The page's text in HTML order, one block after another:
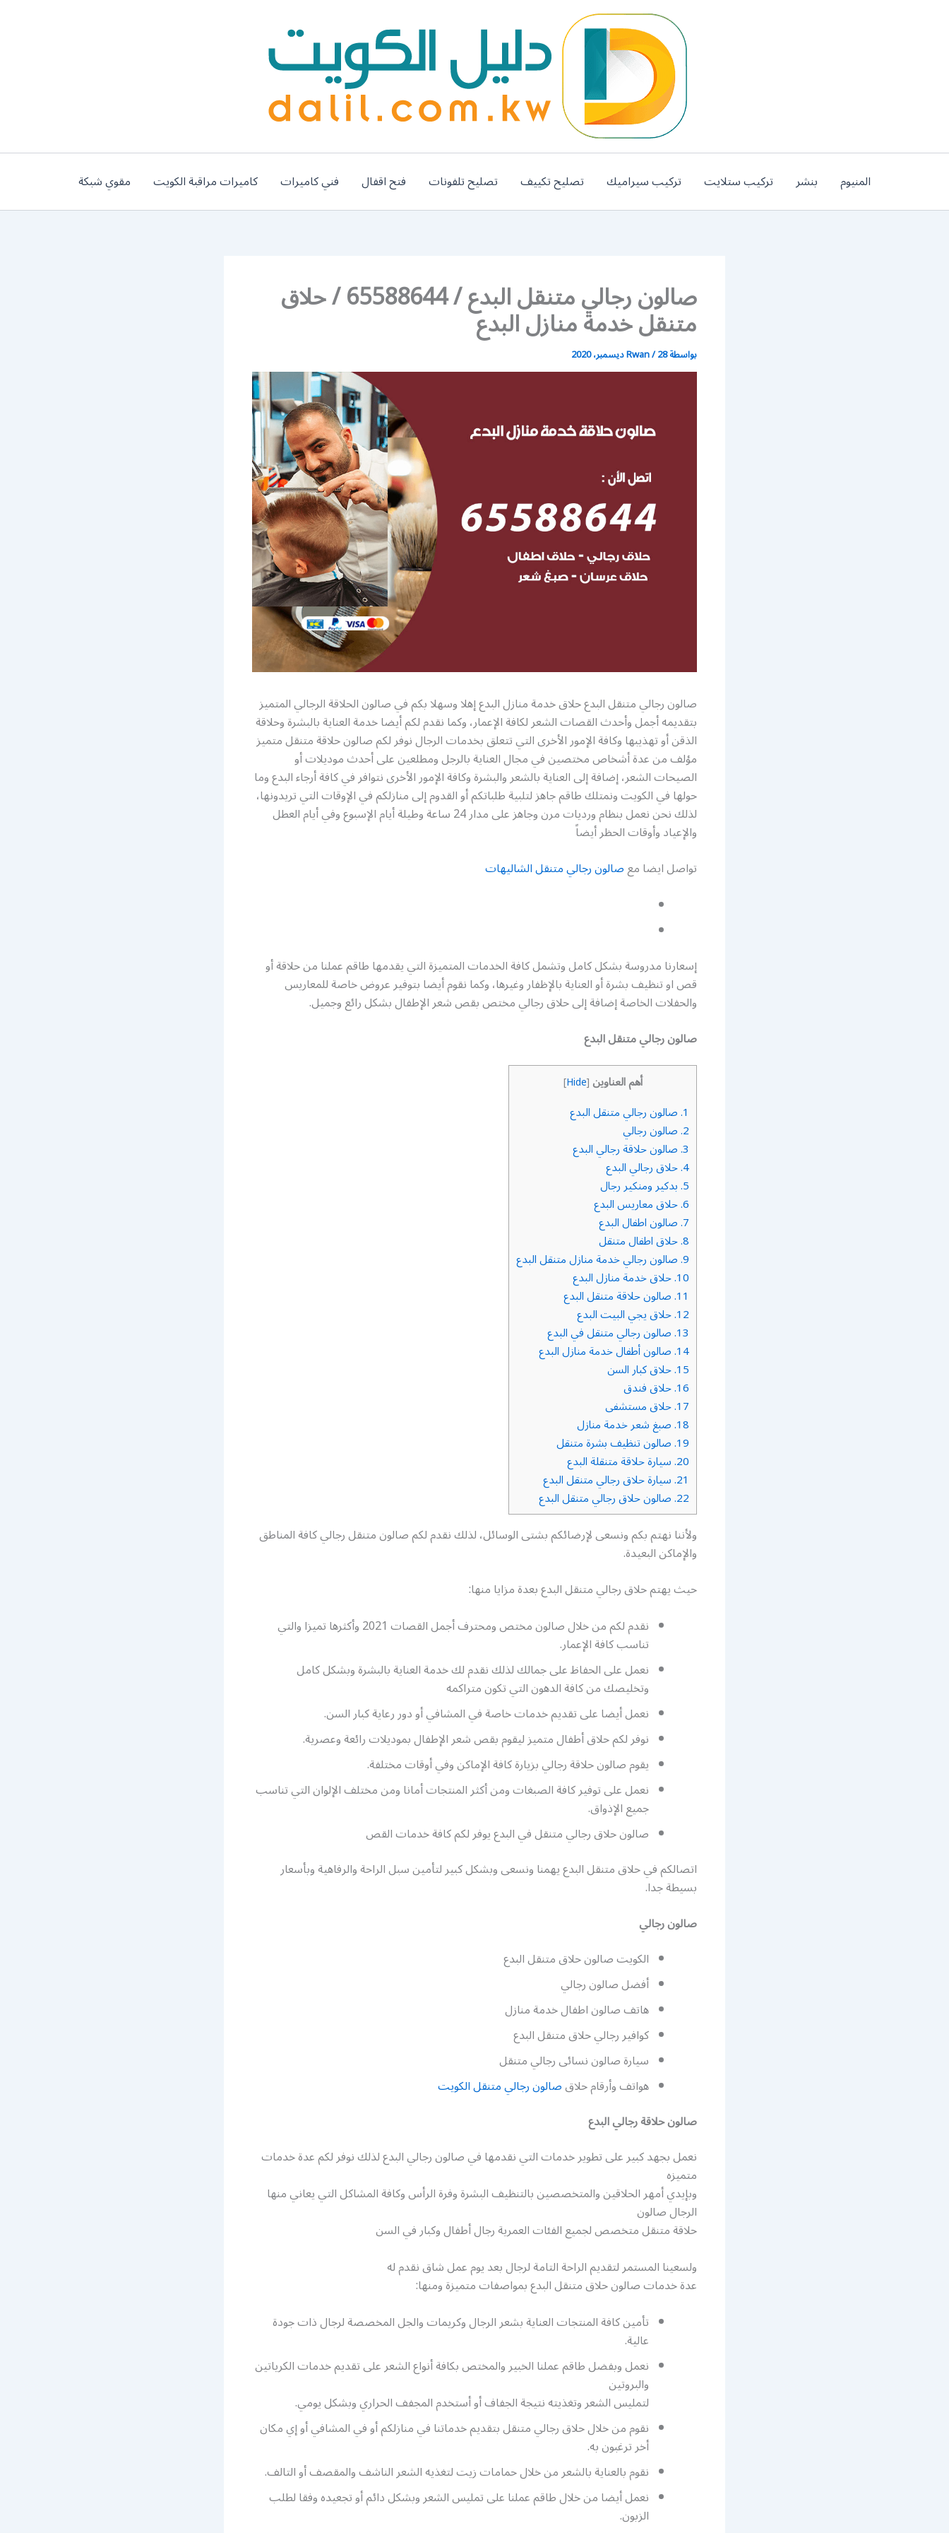
المنيوم بنشر تركيب ستلايت تركيب سيراميك تصليح تكييف تصليح تلفونات فتح اقفال فني كاميرات كاميرات مراقبة الكويت مقوي شبكة
صالون رجالي متنقل البدع / 65588644 / حلاق
متنقل خدمة منازل البدع
بواسطة Rwan/28 ديسمبر، 2020
صالون رجالي متنقل البدع حلاق خدمة منازل البدع إهلا وسهلا بكم في صالون الحلاقة الرجالي المتميز
بتقديمه أجمل وأحدث القصات الشعر لكافة الإعمار، وكما نقدم لكم أيضا خدمة العناية بالبشرة وحلاقة
الذقن أو تهذيبها وكافة الإمور الأخرى التي تتعلق بخدمات الرجال نوفر لكم صالون حلاقة متنقل متميز
مؤلف من عدة أشخاص مختصين في مجال العناية بالرجل ومطلعين على أحدث موديلات أو
الصيحات الشعر، إضافة إلى العناية بالشعر والبشرة وكافة الإمور الأخرى نتوافر في كافة أرجاء البدع وما
حولها في الكويت ونمتلك طاقم جاهز لتلبية طلباتكم أو القدوم إلى منازلكم في الإوقات التي تريدونها،
لذلك نحن نعمل بنظام ورديات مرن وجاهز على مدار 24 ساعة وطيلة أيام الإسبوع وفي أيام العطل
والإعياد وأوقات الحظر أيضاً
تواصل ايضا معصالون رجالي متنقل الشاليهات
إسعارنا مدروسة بشكل كامل وتشمل كافة الخدمات المتميزة التي يقدمها طاقم عملنا من حلاقة أو
قص او تنظيف بشرة أو العناية بالإظفار وغيرها، وكما نقوم أيضا بتوفير عروض خاصة للمعاريس
والحفلات الخاصة إضافة إلى حلاق رجالي مختص بقص شعر الإطفال بشكل رائع وجميل.
صالون رجالي متنقل البدع
أهم العناوين [
Hide
]
1. صالون رجالي متنقل البدع
2. صالون رجالي
3. صالون حلاقة رجالي البدع
4. حلاق رجالي البدع
5. بدكير ومنكير رجال
6. حلاق معاريس البدع
7. صالون اطفال البدع
8. حلاق اطفال متنقل
9. صالون رجالي خدمة منازل متنقل البدع
10. حلاق خدمة منازل البدع
11. صالون حلاقة متنقل البدع
12. حلاق يجي البيت البدع
13. صالون رجالي متنقل في البدع
14. صالون أطفال خدمة منازل البدع
15. حلاق كبار السن
16. حلاق فندق
17. حلاق مستشفى
18. صبغ شعر خدمة منازل
19. صالون تنظيف بشرة متنقل
20. سيارة حلاقة متنقلة البدع
21. سيارة حلاق رجالي متنقل البدع
22. صالون حلاق رجالي متنقل البدع
ولأننا نهتم بكم ونسعى لإرضائكم بشتى الوسائل، لذلك نقدم لكم صالون متنقل رجالي كافة المناطق
والإماكن البعيدة.
حيث يهتم حلاق رجالي متنقل البدع بعدة مزايا منها:
نقدم لكم من خلال صالون مختص ومحترف أجمل القصات 2021 وأكثرها تميزا والتي
تناسب كافة الإعمار.
نعمل على الحفاظ على جمالك لذلك نقدم لك خدمة العناية بالبشرة وبشكل كامل
وتخليصك من كافة الدهون التي تكون متراكمه
نعمل أيضا على تقديم خدمات خاصة في المشافي أو دور رعاية كبار السن.
نوفر لكم حلاق أطفال متميز ليقوم بقص شعر الإطفال بموديلات رائعة وعصرية.
يقوم صالون حلاقة رجالي بزيارة كافة الإماكن وفي أوقات مختلفة.
نعمل على توفير كافة الصبغات ومن أكثر المنتجات أمانا ومن مختلف الإلوان التي تناسب
جميع الإذواق.
صالون حلاق رجالي متنقل في البدع يوفر لكم كافة خدمات القص
اتصالكم في حلاق متنقل البدع يهمنا ونسعى وبشكل كبير لتأمين سبل الراحة والرفاهية وبأسعار
بسيطة جدا.
صالون رجالي
الكويت صالون حلاق متنقل البدع
أفضل صالون رجالي
هاتف صالون اطفال خدمة منازل
كوافير رجالي حلاق متنقل البدع
سيارة صالون نسائى رجالي متنقل
هواتف وأرقام حلاقصالون رجالي متنقل الكويت
صالون حلاقة رجالي البدع
نعمل بجهد كبير على تطوير خدمات التي نقدمها في صالون رجالي البدع لذلك نوفر لكم عدة خدمات
متميزه
وبإيدي أمهر الحلاقين والمتخصصين بالتنظيف البشرة وفرة الرأس وكافة المشاكل التي يعاني منها
الرجال صالون
حلاقة متنقل متخصص لجميع الفئات العمرية رجال أطفال وكبار في السن
ولسعينا المستمر لتقديم الراحة التامة لرجال بعد يوم عمل شاق نقدم له
عدة خدمات صالون حلاق متنقل البدع بمواصفات متميزة ومنها:
تأمين كافة المنتجات العناية بشعر الرجال وكريمات والجل المخصصة لرجال ذات جودة
عالية.
نعمل وبفضل طاقم عملنا الخبير والمختص بكافة أنواع الشعر على تقديم خدمات الكرياتين
والبروتين
لتمليس الشعر وتغذيته نتيجة الجفاف أو أستخدم المجفف الحراري وبشكل يومي.
نقوم من خلال حلاق رجالي متنقل بتقديم خدماتنا في منازلكم أو في المشافي أو إي مكان
أخر ترغبون به.
نقوم بالعناية بالشعر من خلال حمامات زيت لتغذيه الشعر الناشف والمقصف أو التالف.
نعمل أيضا من خلال طاقم عملنا على تمليس الشعر وبشكل دائم أو تجعيده وفقا لطلب
الزبون.